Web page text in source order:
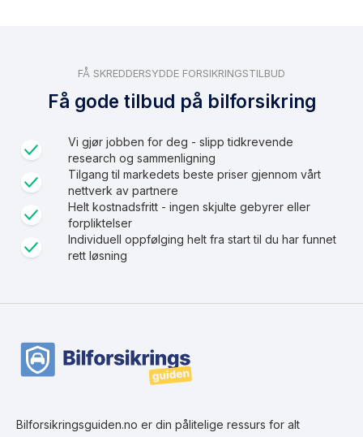
FÅ SKREDDERSYDDE FORSIKRINGSTILBUD
Få gode tilbud på bilforsikring
Vi gjør jobben for deg - slipp tidkrevende
research og sammenligning
Tilgang til markedets beste priser gjennom vårt
nettverk av partnere
Helt kostnadsfritt - ingen skjulte gebyrer eller
forpliktelser
Individuell oppfølging helt fra start til du har funnet
rett løsning
Bilforsikringsguiden.no er din pålitelige ressurs for alt